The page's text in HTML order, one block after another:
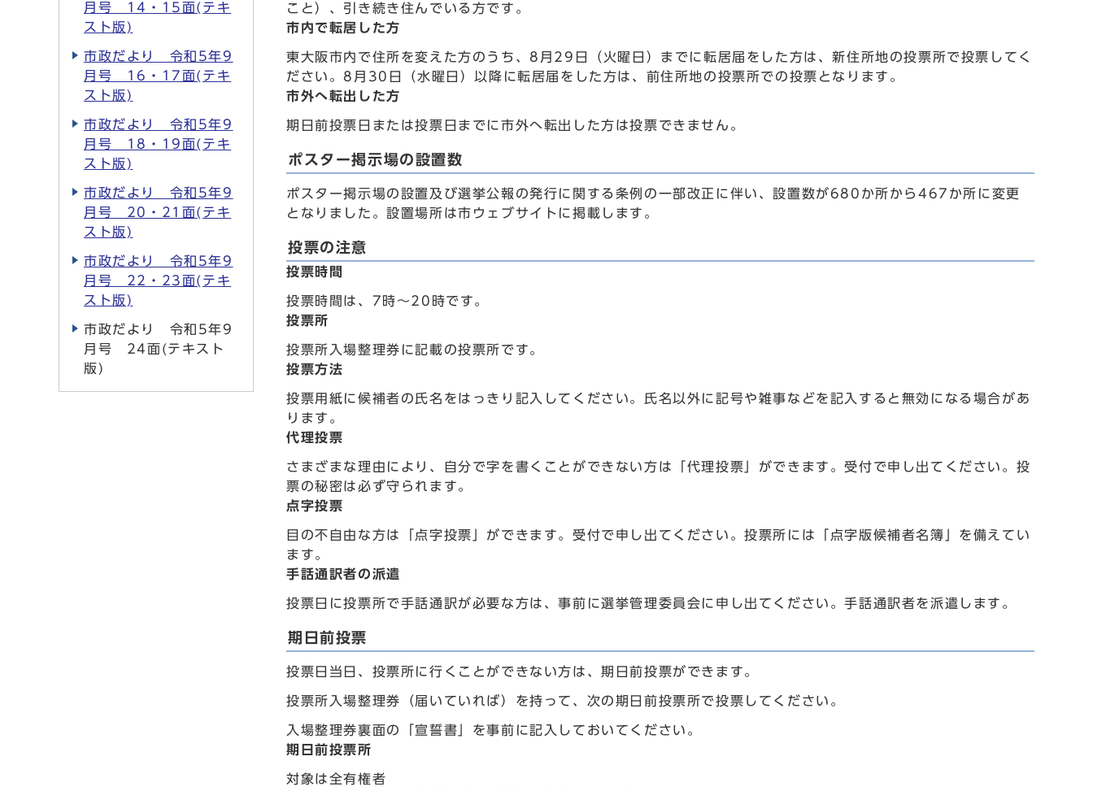
こと）、引き続き住んでいる方です。
市内で転居した方
東大阪市内で住所を変えた方のうち、8月29日（火曜日）までに転居届をした方は、新住所地の投票所で投票してく
ださい。8月30日（水曜日）以降に転居届をした方は、前住所地の投票所での投票となります。
市外へ転出した方
期日前投票日または投票日までに市外へ転出した方は投票できません。
ポスター掲示場の設置数
ポスター掲示場の設置及び選挙公報の発行に関する条例の一部改正に伴い、設置数が680か所から467か所に変更
となりました。設置場所は市ウェブサイトに掲載します。
投票の注意
投票時間
投票時間は、7時～20時です。
投票所
投票所入場整理券に記載の投票所です。
投票方法
投票用紙に候補者の氏名をはっきり記入してください。氏名以外に記号や雑事などを記入すると無効になる場合があ
ります。
代理投票
さまざまな理由により、自分で字を書くことができない方は「代理投票」ができます。受付で申し出てください。投
票の秘密は必ず守られます。
点字投票
目の不自由な方は「点字投票」ができます。受付で申し出てください。投票所には「点字版候補者名簿」を備えてい
ます。
手話通訳者の派遣
投票日に投票所で手話通訳が必要な方は、事前に選挙管理委員会に申し出てください。手話通訳者を派遣します。
期日前投票
投票日当日、投票所に行くことができない方は、期日前投票ができます。
投票所入場整理券（届いていれば）を持って、次の期日前投票所で投票してください。
入場整理券裏面の「宣誓書」を事前に記入しておいてください。
期日前投票所
対象は全有権者
月号 14・15面(テキ
スト版)
市政だより 令和5年9
月号 16・17面(テキ
スト版)
市政だより 令和5年9
月号 18・19面(テキ
スト版)
市政だより 令和5年9
月号 20・21面(テキ
スト版)
市政だより 令和5年9
月号 22・23面(テキ
スト版)
市政だより 令和5年9
月号 24面(テキスト
版)